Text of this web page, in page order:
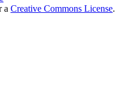
a Creative Commons License.